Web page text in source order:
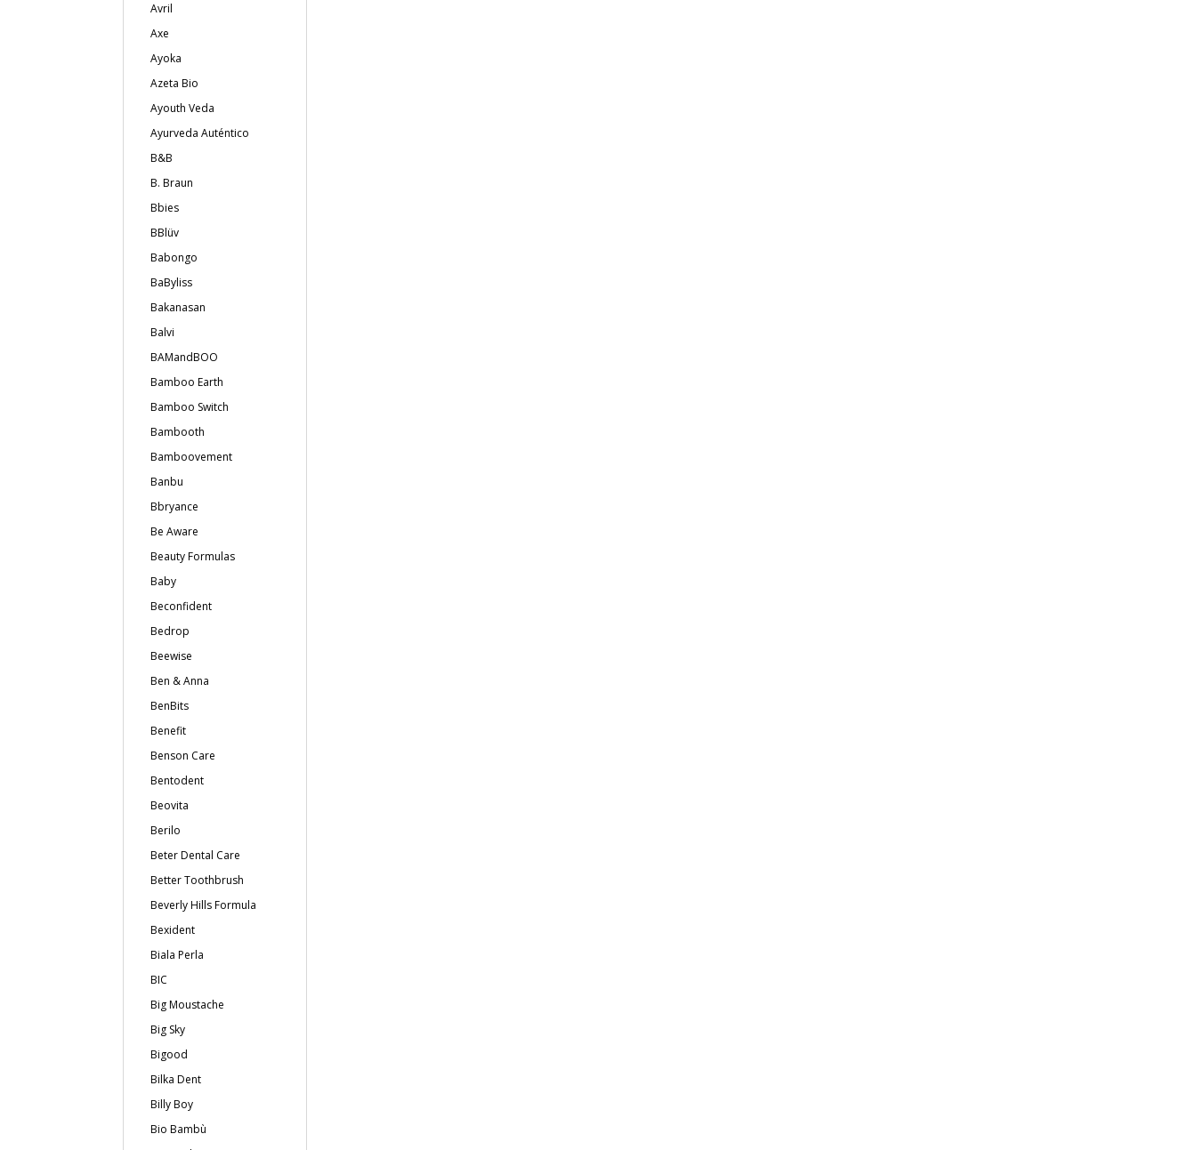
Avril
Axe
Ayoka
Azeta Bio
Ayouth Veda
Ayurveda Auténtico
B&B
B. Braun
Bbies
BBlüv
Babongo
BaByliss
Bakanasan
Balvi
BAMandBOO
Bamboo Earth
Bamboo Switch
Bambooth
Bamboovement
Banbu
Bbryance
Be Aware
Beauty Formulas
Baby
Beconfident
Bedrop
Beewise
Ben & Anna
BenBits
Benefit
Benson Care
Bentodent
Beovita
Berilo
Beter Dental Care
Better Toothbrush
Beverly Hills Formula
Bexident
Biala Perla
BIC
Big Moustache
Big Sky
Bigood
Bilka Dent
Billy Boy
Bio Bambù